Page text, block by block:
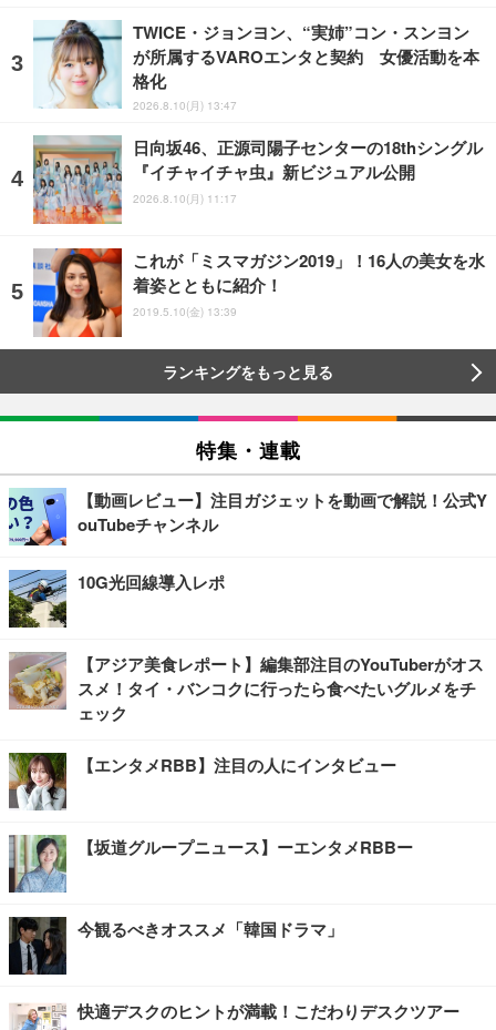
TWICE・ジョンヨン、“実姉”コン・スンヨン
が所属するVAROエンタと契約 女優活動を本
格化
2026.8.10(月) 13:47
日向坂46、正源司陽子センターの18thシングル
『イチャイチャ虫』新ビジュアル公開
2026.8.10(月) 11:17
これが「ミスマガジン2019」！16人の美女を水
着姿とともに紹介！
2019.5.10(金) 13:39
ランキングをもっと見る
特集・連載
【動画レビュー】注目ガジェットを動画で解説！公式Y
ouTubeチャンネル
10G光回線導入レポ
【アジア美食レポート】編集部注目のYouTuberがオス
スメ！タイ・バンコクに行ったら食べたいグルメをチ
ェック
【エンタメRBB】注目の人にインタビュー
【坂道グループニュース】ーエンタメRBBー
今観るべきオススメ「韓国ドラマ」
快適デスクのヒントが満載！こだわりデスクツアー